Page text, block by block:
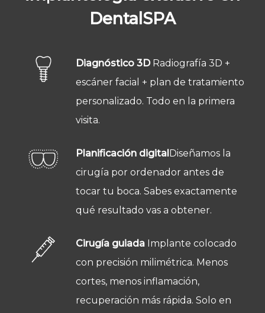
DentalSPA
Diagnóstico 3DRadiografía 3D +
escáner facial + plan de tratamiento
personalizado. Todo en la primera
visita.
Planificación digitalDiseñamos la
cirugía por ordenador antes de
tocar tu boca. Sabes exactamente
qué resultado vas a obtener.
Cirugía guiada Implante colocado
con precisión milimétrica. Menos
cortes, menos inflamación,
recuperación más rápida. Solo en